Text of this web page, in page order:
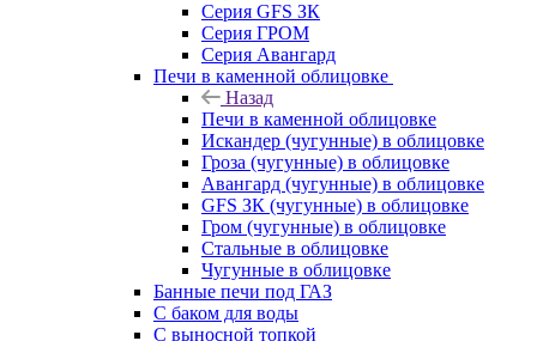
Серия GFS ЗК
Серия ГРОМ
Серия Авангард
Печи в каменной облицовке
Назад
Печи в каменной облицовке
Искандер (чугунные) в облицовке
Гроза (чугунные) в облицовке
Авангард (чугунные) в облицовке
GFS ЗК (чугунные) в облицовке
Гром (чугунные) в облицовке
Стальные в облицовке
Чугунные в облицовке
Банные печи под ГАЗ
С баком для воды
С выносной топкой